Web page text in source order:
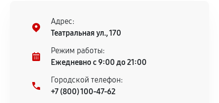
нормальной эксплуатации в течение
гарантийного срока.
Несоответствие комплектующей заявленным
техническим характеристикам.
Документы для подтверждения
Адрес:
Театральная ул., 170
Режим работы:
Ежедневно с 9:00 до 21:00
Городской телефон:
+7 (800) 100-47-62